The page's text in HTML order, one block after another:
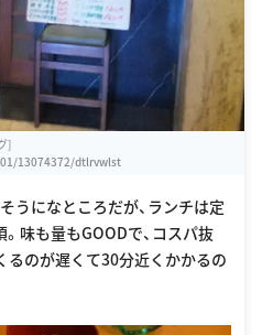
]
13074372/dtlrvwlst
うになところだが、ランチは定
味も量もGOODで、コスパ抜
るのが遅くて30分近くかかるの